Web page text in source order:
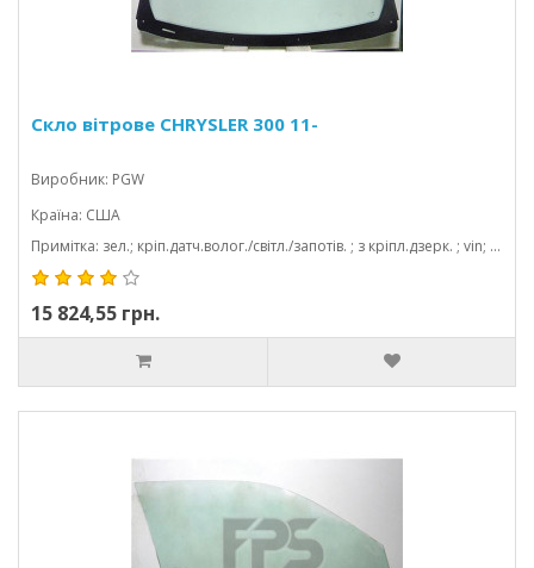
Скло вітрове CHRYSLER 300 11-
Виробник: PGW
Країна: США
Примітка: зел.; кріп.датч.волог./світл./запотів. ; з кріпл.дзерк. ; vin; з молд.; акуст; 1598*942
15 824,55 грн.